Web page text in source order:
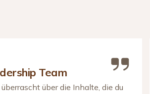
Team
über die Inhalte, die du